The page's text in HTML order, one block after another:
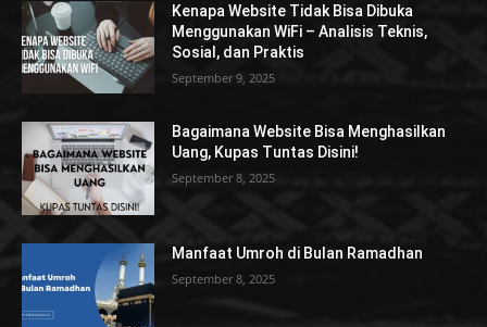
Kenapa Website Tidak Bisa Dibuka
Menggunakan WiFi – Analisis Teknis,
Sosial, dan Praktis
September 9, 2025
Bagaimana Website Bisa Menghasilkan
Uang, Kupas Tuntas Disini!
September 8, 2025
Manfaat Umroh di Bulan Ramadhan
September 8, 2025